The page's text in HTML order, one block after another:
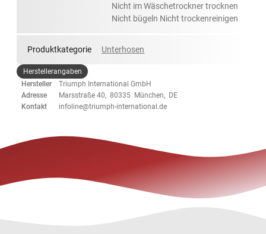
Nicht im Wäschetrockner trocknen
Nicht bügeln Nicht trockenreinigen
Produktkategorie Unterhosen
Herstellerangaben
Hersteller
Triumph International GmbH
Adresse
Marsstraße 40, 80335 München, DE
Kontakt
infoline@triumph-international.de